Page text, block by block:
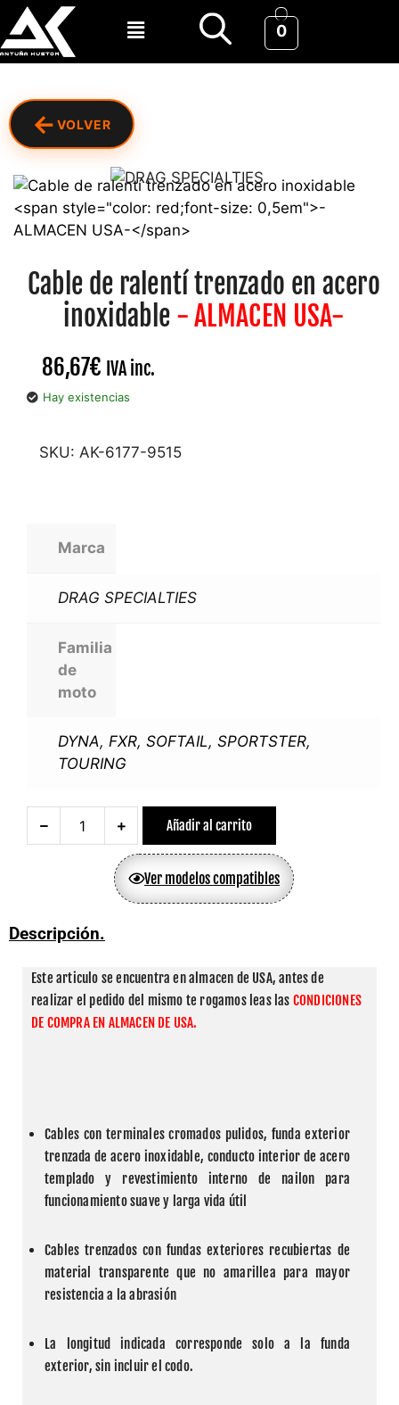
0
← VOLVER
Cable de ralentí trenzado en acero
inoxidable - ALMACEN USA-
86,67€ IVA inc.
Hay existencias
SKU: AK-6177-9515
Marca
DRAG SPECIALTIES
Familia
de
moto
DYNA, FXR, SOFTAIL, SPORTSTER,
TOURING
Añadir al carrito
Ver modelos compatibles
Descripción.
Este articulo se encuentra en almacen de USA, antes de
realizar el pedido del mismo te rogamos leas las CONDICIONES
DE COMPRA EN ALMACEN DE USA.
Cables con terminales cromados pulidos, funda exterior
trenzada de acero inoxidable, conducto interior de acero
templado y revestimiento interno de nailon para
funcionamiento suave y larga vida útil
Cables trenzados con fundas exteriores recubiertas de
material transparente que no amarillea para mayor
resistencia a la abrasión
La longitud indicada corresponde solo a la funda
exterior, sin incluir el codo.